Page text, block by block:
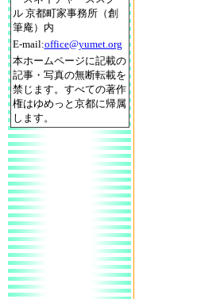
ル 京都町家事務所（創
筆庵）内
E-mail:office@yumet.org
本ホームページに記載の
記事・写真の無断転載を
禁じます。すべての著作
権はゆめっと京都に帰属
します。